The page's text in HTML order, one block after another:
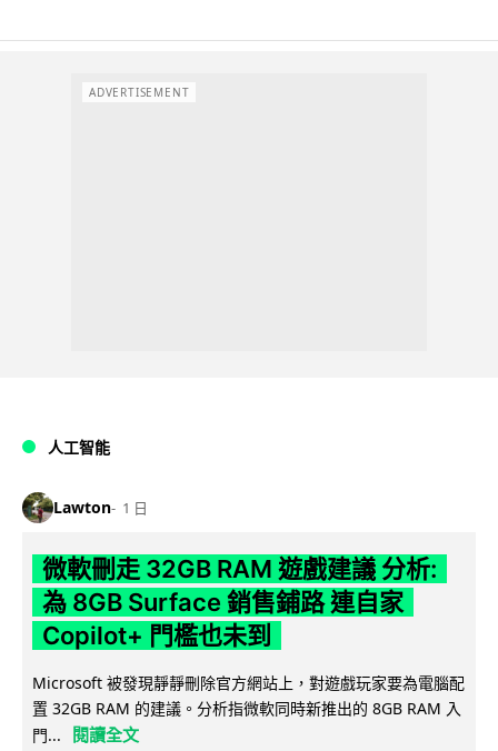
ADVERTISEMENT
人工智能
Lawton 1 日
微軟刪走 32GB RAM 遊戲建議 分析:
為 8GB Surface 銷售鋪路 連自家
Copilot+ 門檻也未到
Microsoft 被發現靜靜刪除官方網站上，對遊戲玩家要為電腦配
置 32GB RAM 的建議。分析指微軟同時新推出的 8GB RAM 入
門...
閱讀全文